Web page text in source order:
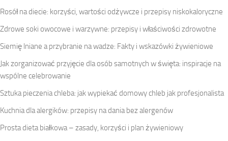
Rosół na diecie: korzyści, wartości odżywcze i przepisy niskokaloryczne
Zdrowe soki owocowe i warzywne: przepisy i właściwości zdrowotne
Siemię lniane a przybranie na wadze: Fakty i wskazówki żywieniowe
Jak zorganizować przyjęcie dla osób samotnych w święta: inspiracje na
wspólne celebrowanie
Sztuka pieczenia chleba: jak wypiekać domowy chleb jak profesjonalista
Kuchnia dla alergików: przepisy na dania bez alergenów
Prosta dieta białkowa – zasady, korzyści i plan żywieniowy